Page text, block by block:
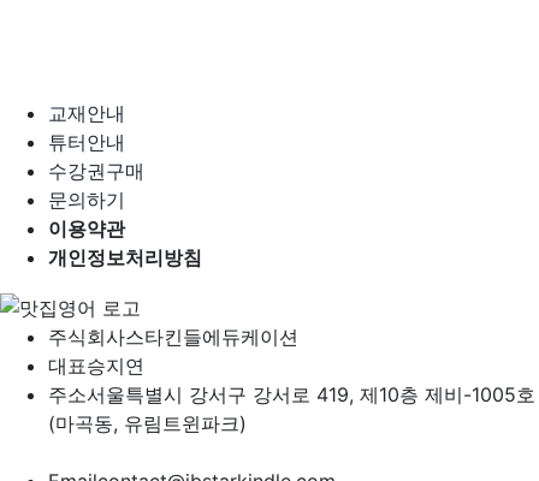
교재안내
튜터안내
수강권구매
문의하기
이용약관
개인정보처리방침
주식회사스타킨들에듀케이션
대표승지연
주소서울특별시 강서구 강서로 419, 제10층 제비-1005호
(마곡동, 유림트윈파크)